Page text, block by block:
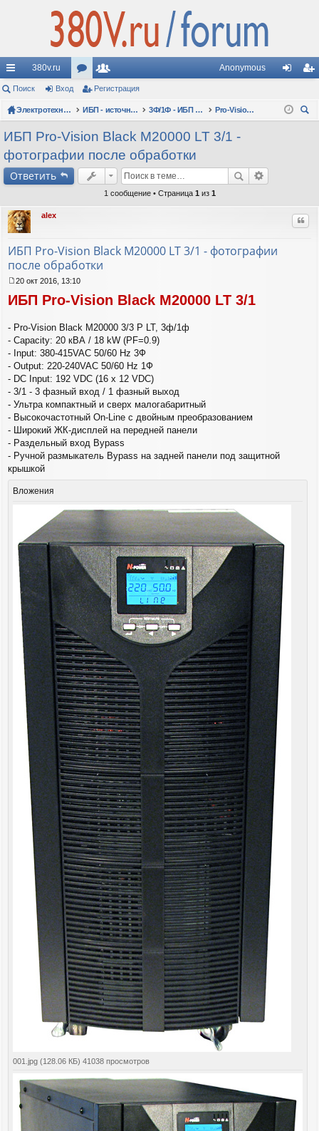
с
ы
лк
и
380v.ru
ор
ум
ы
ол
ьз
ов
ат
Anonymous
д ис
Поиск Вход Регистрация
Электротехнические форумы ИБП - источники бесперебойного питания 3Ф/1Ф - ИБП N-POWER: трехфазно-однофазные 10-30 кВА - вопросы по моделям
Pro-Vision Black M P 3/1, Pro-Vision Black M 3/1
ИБП Pro-Vision Black M20000 LT 3/1 -
фотографии после обработки
Ответить
1 сообщение • Страница 1 из 1
alex
ИБП Pro-Vision Black M20000 LT 3/1 - фотографии
после обработки
щ
е
н
и
е
20 окт 2016, 13:10
ИБП Pro-Vision Black M20000 LT 3/1
- Pro-Vision Black M20000 3/3 P LT, 3ф/1ф
- Capacity: 20 кВА / 18 kW (PF=0.9)
- Input: 380-415VAC 50/60 Hz 3Ф
- Output: 220-240VAC 50/60 Hz 1Ф
- DC Input: 192 VDC (16 x 12 VDC)
- 3/1 - 3 фазный вход / 1 фазный выход
- Ультра компактный и сверх малогабаритный
- Высокочастотный On-Line с двойным преобразованием
- Широкий ЖК-дисплей на передней панели
- Раздельный вход Bypass
- Ручной размыкатель Bypass на задней панели под защитной
крышкой
Вложения
001.jpg (128.06 КБ) 41038 просмотров